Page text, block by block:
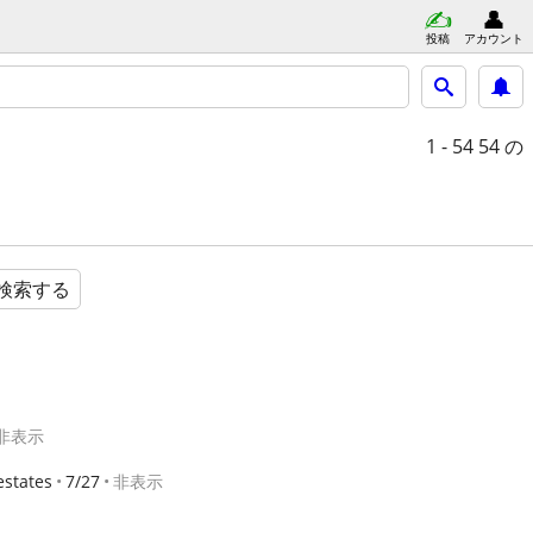
投稿 アカウント
1 - 54 54 の
索する
表示
7/27 非表示